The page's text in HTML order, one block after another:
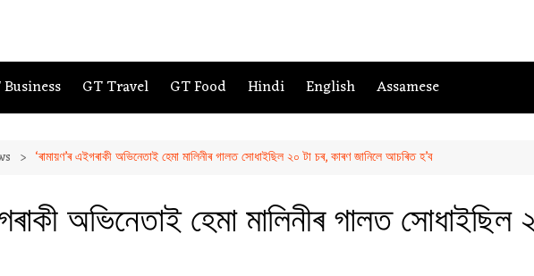
GT Travel GT Food Hindi English Assamese
‘ৰামায়ণ’ৰ এইগৰাকী অভিনেতাই হেমা মালিনীৰ গালত সোধাইছিল ২০ টা চৰ, কাৰণ জানিলে আচৰিত হ’ব
অভিনেতাই হেমা মালিনীৰ গালত সোধাইছিল